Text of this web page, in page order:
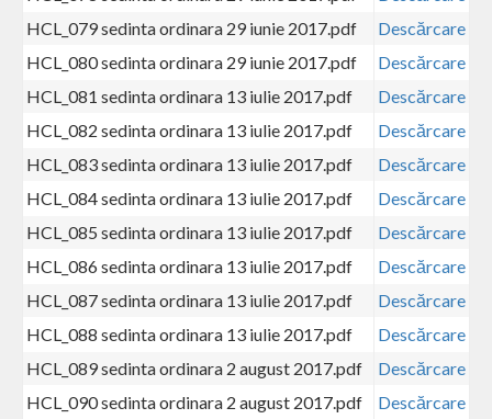
HCL_079 sedinta ordinara 29 iunie 2017.pdf
Descărcare
HCL_080 sedinta ordinara 29 iunie 2017.pdf
Descărcare
HCL_081 sedinta ordinara 13 iulie 2017.pdf
Descărcare
HCL_082 sedinta ordinara 13 iulie 2017.pdf
Descărcare
HCL_083 sedinta ordinara 13 iulie 2017.pdf
Descărcare
HCL_084 sedinta ordinara 13 iulie 2017.pdf
Descărcare
HCL_085 sedinta ordinara 13 iulie 2017.pdf
Descărcare
HCL_086 sedinta ordinara 13 iulie 2017.pdf
Descărcare
HCL_087 sedinta ordinara 13 iulie 2017.pdf
Descărcare
HCL_088 sedinta ordinara 13 iulie 2017.pdf
Descărcare
HCL_089 sedinta ordinara 2 august 2017.pdf
Descărcare
HCL_090 sedinta ordinara 2 august 2017.pdf
Descărcare